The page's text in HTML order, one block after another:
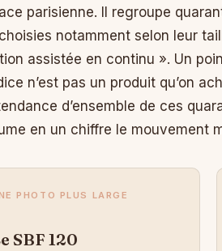
parisienne. Il regroupe
notamment selon leur
assistée en continu ». Un
n’est pas un produit qu’on
d’ensemble de ces
en un chiffre le mouvement
PHOTO PLUS LARGE
SBF 120